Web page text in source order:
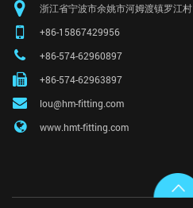
浙江省宁波市余姚市河姆渡镇罗江村
+86-15867429956
+86-574-62960897
+86-574-62963897
lou@hm-fitting.com
www.hmt-fitting.com